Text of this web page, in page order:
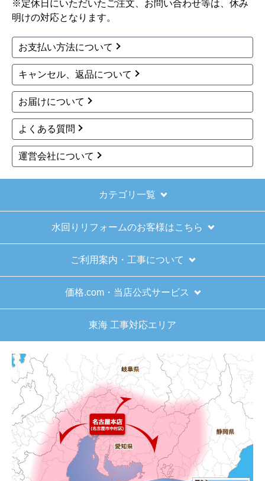
※定休日にいただいたご注文、お問い合わせ等は、休み
明けの対応となります。
お支払い方法について
キャンセル、返品について
お届けについて
よくある質問
運営会社について
カテゴリ一覧
水回りリフォームのお客様はこちら
ご利用案内・工事について
価格.com・当店公式サービス
東海 工事対応エリア